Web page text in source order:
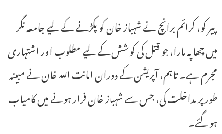
پیر کو، کرائم برانچ نے شہباز خان کو پکڑنے کے لیے جامعہ نگر
میں چھاپہ مارا، جو قتل کی کوشش کے لیے مطلوب اور اشتہاری
مجرم ہے۔ تاہم، آپریشن کے دوران امانت اللہ خان نے مبینہ
طور پر مداخلت کی، جس سے شہباز خان فرار ہونے میں کامیاب
ہو گئے۔